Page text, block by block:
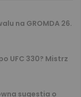
na GROMDA 26.
UFC 330? Mistrz
sugestia o